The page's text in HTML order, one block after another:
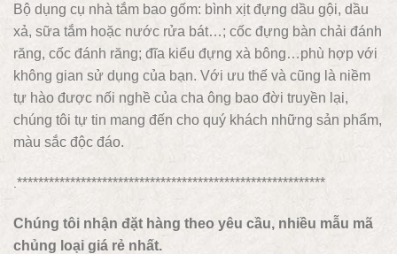
Bộ dụng cụ nhà tắm bao gốm: bình xịt đựng dầu gội, dầu
xả, sữa tắm hoặc nước rửa bát…; cốc đựng bàn chải đánh
răng, cốc đánh răng; đĩa kiểu đựng xà bông…phù hợp với
không gian sử dụng của bạn. Với ưu thế và cũng là niềm
tự hào được nối nghề của cha ông bao đời truyền lại,
chúng tôi tự tin mang đến cho quý khách những sản phẩm,
màu sắc độc đáo.
**********************************************************
Chúng tôi nhận đặt hàng theo yêu cầu, nhiều mẫu mã
chủng loại giá rẻ nhất.